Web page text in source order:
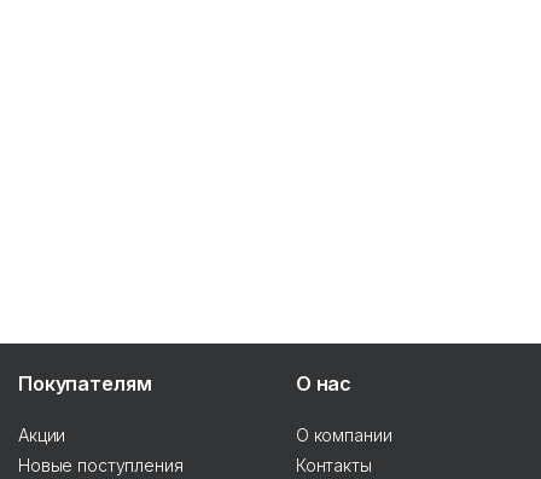
Покупателям
Акции
Новые поступления
О нас
О компании
Контакты